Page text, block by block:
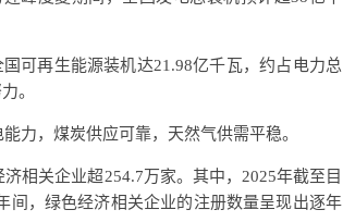
可再生能源装机达21.98亿千瓦，约占电力总
。
力，煤炭供应可靠，天然气供需平稳。
相关企业超254.7万家。其中，2025年截至目
间，绿色经济相关企业的注册数量呈现出逐年